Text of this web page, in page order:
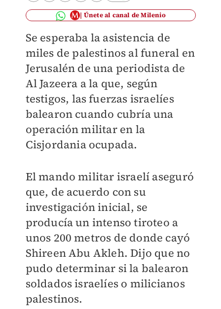
Únete al canal de Milenio
Se esperaba la asistencia de
miles de palestinos al funeral en
Jerusalén de una periodista de
Al Jazeera a la que, según
testigos, las fuerzas israelíes
balearon cuando cubría una
operación militar en la
Cisjordania ocupada.
El mando militar israelí aseguró
que, de acuerdo con su
investigación inicial, se
producía un intenso tiroteo a
unos 200 metros de donde cayó
Shireen Abu Akleh. Dijo que no
pudo determinar si la balearon
soldados israelíes o milicianos
palestinos.